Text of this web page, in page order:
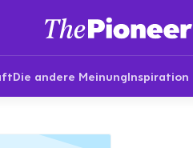
Die andere MeinungInspiration